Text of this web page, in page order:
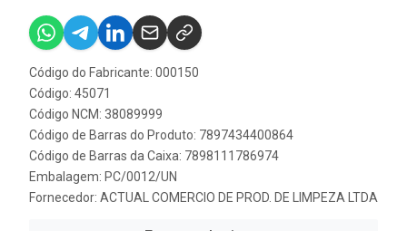
Código do Fabricante: 000150
Código: 45071
Código NCM: 38089999
Código de Barras do Produto: 7897434400864
Código de Barras da Caixa: 7898111786974
Embalagem: PC/0012/UN
Fornecedor: ACTUAL COMERCIO DE PROD. DE LIMPEZA LTDA